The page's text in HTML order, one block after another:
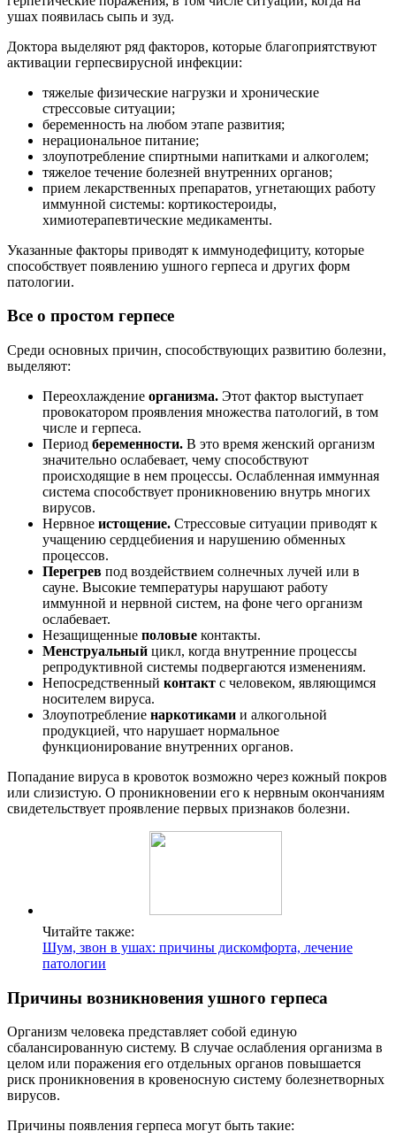
ушах появилась сыпь и зуд.
Доктора выделяют ряд факторов, которые благоприятствуют
активации герпесвирусной инфекции:
тяжелые физические нагрузки и хронические
стрессовые ситуации;
беременность на любом этапе развития;
нерациональное питание;
злоупотребление спиртными напитками и алкоголем;
тяжелое течение болезней внутренних органов;
прием лекарственных препаратов, угнетающих работу
иммунной системы: кортикостероиды,
химиотерапевтические медикаменты.
Указанные факторы приводят к иммунодефициту, которые
способствует появлению ушного герпеса и других форм
патологии.
Все о простом герпесе
Среди основных причин, способствующих развитию болезни,
выделяют:
Переохлаждение организма. Этот фактор выступает
провокатором проявления множества патологий, в том
числе и герпеса.
Период беременности. В это время женский организм
значительно ослабевает, чему способствуют
происходящие в нем процессы. Ослабленная иммунная
система способствует проникновению внутрь многих
вирусов.
Нервное истощение. Стрессовые ситуации приводят к
учащению сердцебиения и нарушению обменных
процессов.
Перегрев под воздействием солнечных лучей или в
сауне. Высокие температуры нарушают работу
иммунной и нервной систем, на фоне чего организм
ослабевает.
Незащищенные половые контакты.
Менструальный цикл, когда внутренние процессы
репродуктивной системы подвергаются изменениям.
Непосредственный контакт с человеком, являющимся
носителем вируса.
Злоупотребление наркотиками и алкогольной
продукцией, что нарушает нормальное
функционирование внутренних органов.
Попадание вируса в кровоток возможно через кожный покров
или слизистую. О проникновении его к нервным окончаниям
свидетельствует проявление первых признаков болезни.
Читайте также:
Шум, звон в ушах: причины дискомфорта, лечение
патологии
Причины возникновения ушного герпеса
Организм человека представляет собой единую
сбалансированную систему. В случае ослабления организма в
целом или поражения его отдельных органов повышается
риск проникновения в кровеносную систему болезнетворных
вирусов.
Причины появления герпеса могут быть такие: